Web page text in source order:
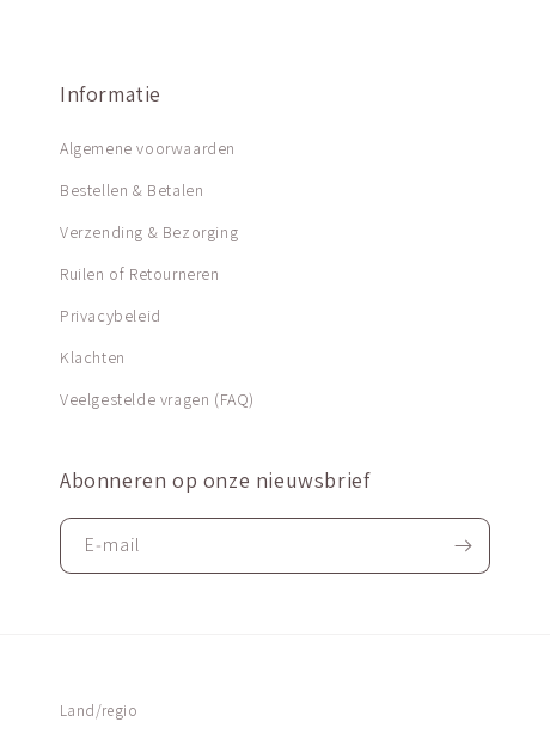
Informatie
Algemene voorwaarden
Bestellen & Betalen
Verzending & Bezorging
Ruilen of Retourneren
Privacybeleid
Klachten
Veelgestelde vragen (FAQ)
Abonneren op onze nieuwsbrief
E‑mail
Land/regio